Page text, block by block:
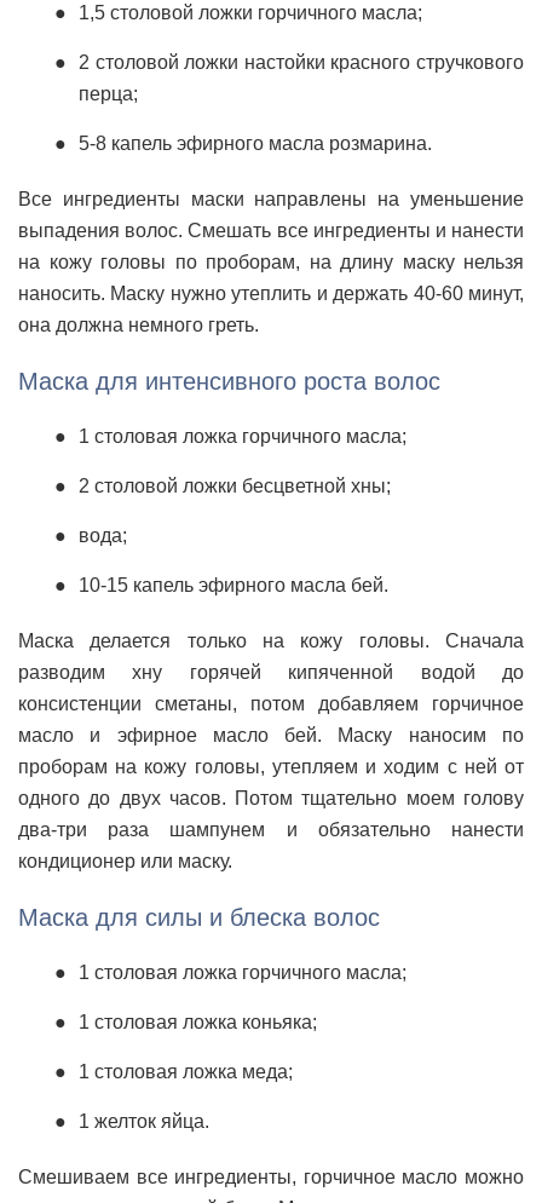
1,5 столовой ложки горчичного масла;
2 столовой ложки настойки красного стручкового
перца;
5-8 капель эфирного масла розмарина.
Все ингредиенты маски направлены на уменьшение
выпадения волос. Смешать все ингредиенты и нанести
на кожу головы по проборам, на длину маску нельзя
наносить. Маску нужно утеплить и держать 40-60 минут,
она должна немного греть.
Маска для интенсивного роста волос
1 столовая ложка горчичного масла;
2 столовой ложки бесцветной хны;
вода;
10-15 капель эфирного масла бей.
Маска делается только на кожу головы. Сначала
разводим хну горячей кипяченной водой до
консистенции сметаны, потом добавляем горчичное
масло и эфирное масло бей. Маску наносим по
проборам на кожу головы, утепляем и ходим с ней от
одного до двух часов. Потом тщательно моем голову
два-три раза шампунем и обязательно нанести
кондиционер или маску.
Маска для силы и блеска волос
1 столовая ложка горчичного масла;
1 столовая ложка коньяка;
1 столовая ложка меда;
1 желток яйца.
Смешиваем все ингредиенты, горчичное масло можно